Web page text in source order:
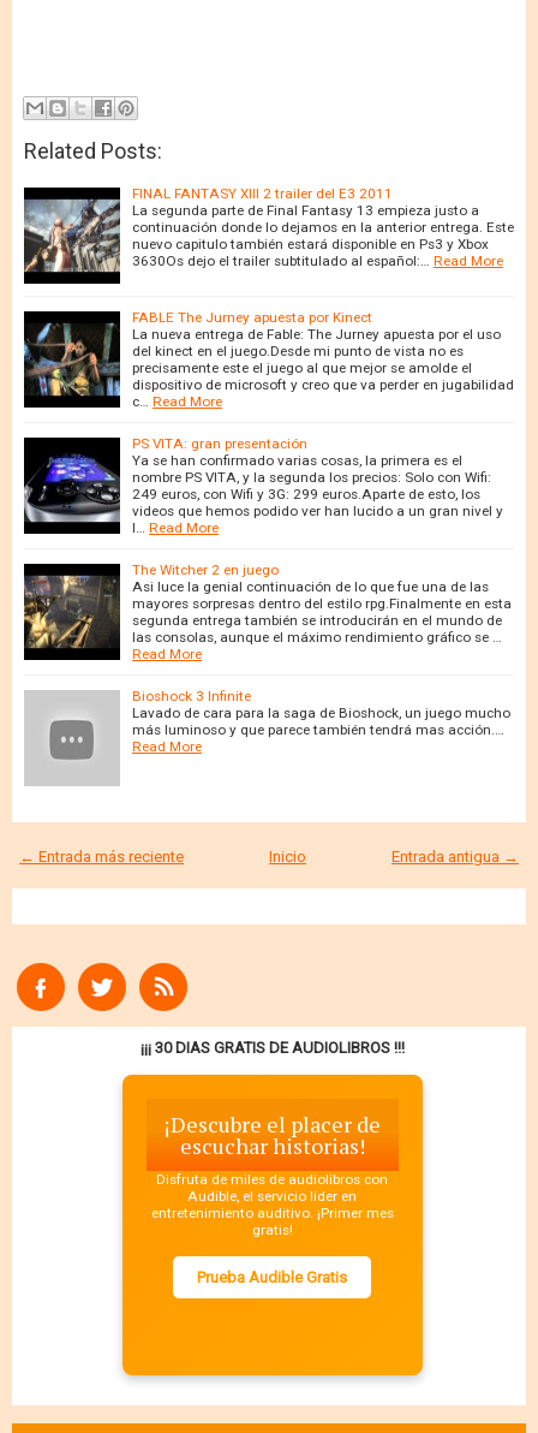
Related Posts:
FINAL FANTASY XIII 2 trailer del E3 2011
La segunda parte de Final Fantasy 13 empieza justo a
continuación donde lo dejamos en la anterior entrega. Este
nuevo capitulo también estará disponible en Ps3 y Xbox
3630Os dejo el trailer subtitulado al español:… Read More
FABLE The Jurney apuesta por Kinect
La nueva entrega de Fable: The Jurney apuesta por el uso
del kinect en el juego.Desde mi punto de vista no es
precisamente este el juego al que mejor se amolde el
dispositivo de microsoft y creo que va perder en jugabilidad
c… Read More
PS VITA: gran presentación
Ya se han confirmado varias cosas, la primera es el
nombre PS VITA, y la segunda los precios: Solo con Wifi:
249 euros, con Wifi y 3G: 299 euros.Aparte de esto, los
videos que hemos podido ver han lucido a un gran nivel y
l… Read More
The Witcher 2 en juego
Asi luce la genial continuación de lo que fue una de las
mayores sorpresas dentro del estilo rpg.Finalmente en esta
segunda entrega también se introducirán en el mundo de
las consolas, aunque el máximo rendimiento gráfico se …
Read More
Bioshock 3 Infinite
Lavado de cara para la saga de Bioshock, un juego mucho
más luminoso y que parece también tendrá mas acción.…
Read More
← Entrada más reciente Entrada antigua →
Inicio
¡¡¡ 30 DIAS GRATIS DE AUDIOLIBROS !!!
¡Descubre el placer de
escuchar historias!
Disfruta de miles de audiolibros con
Audible, el servicio líder en
entretenimiento auditivo. ¡Primer mes
gratis!
Prueba Audible Gratis